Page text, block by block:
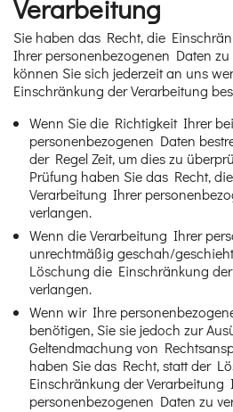
Verarbeitung
Sie haben das Recht, die
Ihrer personenbezogenen Daten
können Sie sich jederzeit an uns
Einschränkung der Verarbeitung
Wenn Sie die Richtigkeit Ihrer
personenbezogenen Daten
der Regel Zeit, um dies zu
Prüfung haben Sie das Recht,
Verarbeitung Ihrer
verlangen.
Wenn die Verarbeitung Ihrer
unrechtmäßig geschah/
Löschung die Einschränkung
verlangen.
Wenn wir Ihre
benötigen, Sie sie jedoch zur
Geltendmachung von
haben Sie das Recht, statt der
Einschränkung der Verarbeitung
personenbezogenen Daten zu